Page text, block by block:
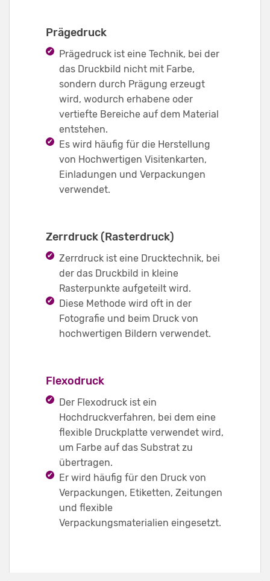
Prägedruck
Prägedruck ist eine Technik, bei der
das Druckbild nicht mit Farbe,
sondern durch Prägung erzeugt
wird, wodurch erhabene oder
vertiefte Bereiche auf dem Material
entstehen.
Es wird häufig für die Herstellung
von Hochwertigen Visitenkarten,
Einladungen und Verpackungen
verwendet.
Zerrdruck (Rasterdruck)
Zerrdruck ist eine Drucktechnik, bei
der das Druckbild in kleine
Rasterpunkte aufgeteilt wird.
Diese Methode wird oft in der
Fotografie und beim Druck von
hochwertigen Bildern verwendet.
Flexodruck
Der Flexodruck ist ein
Hochdruckverfahren, bei dem eine
flexible Druckplatte verwendet wird,
um Farbe auf das Substrat zu
übertragen.
Er wird häufig für den Druck von
Verpackungen, Etiketten, Zeitungen
und flexible
Verpackungsmaterialien eingesetzt.